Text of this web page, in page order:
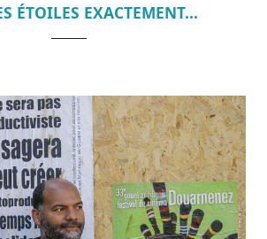
ÉTOILES EXACTEMENT...